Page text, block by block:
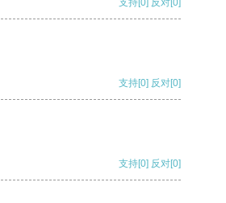
支持[0] 反对[0]
支持[0] 反对[0]
支持[0] 反对[0]